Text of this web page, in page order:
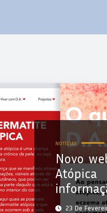
e credível sobre a
NOTÍCIAS
Novo
sobre a
23 De